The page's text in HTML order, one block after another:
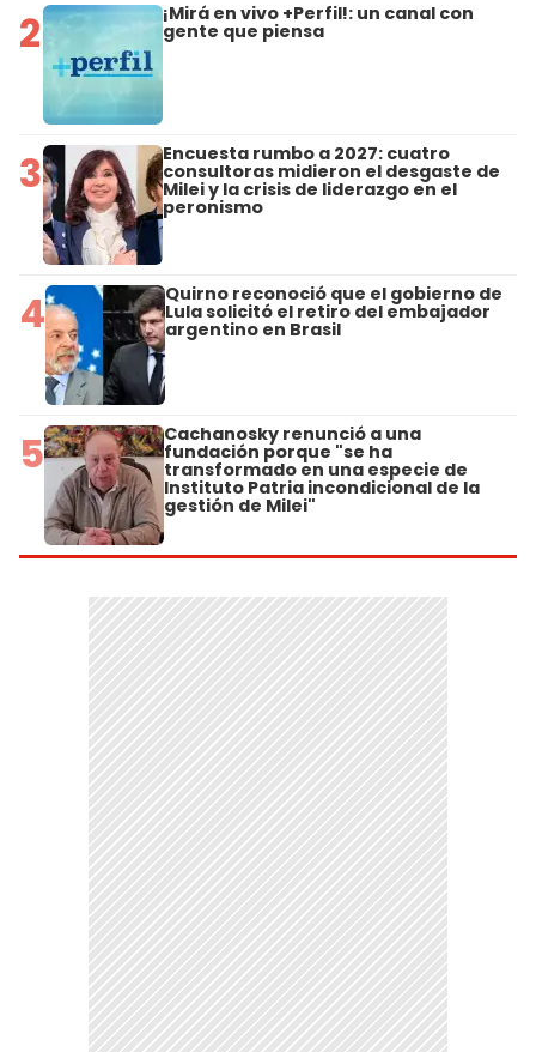
2 ¡Mirá en vivo +Perfil!: un canal con
gente que piensa
3 Encuesta rumbo a 2027: cuatro
consultoras midieron el desgaste de
Milei y la crisis de liderazgo en el
peronismo
4 Quirno reconoció que el gobierno de
Lula solicitó el retiro del embajador
argentino en Brasil
5 Cachanosky renunció a una
fundación porque "se ha
transformado en una especie de
Instituto Patria incondicional de la
gestión de Milei"